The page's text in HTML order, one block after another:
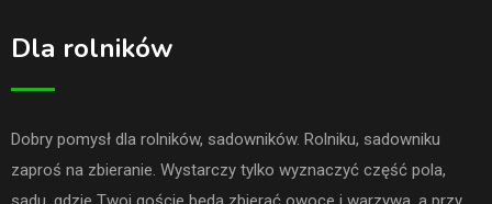
Dla rolników
Dobry pomysł dla rolników, sadowników. Rolniku, sadowniku
zaproś na zbieranie. Wystarczy tylko wyznaczyć część pola,